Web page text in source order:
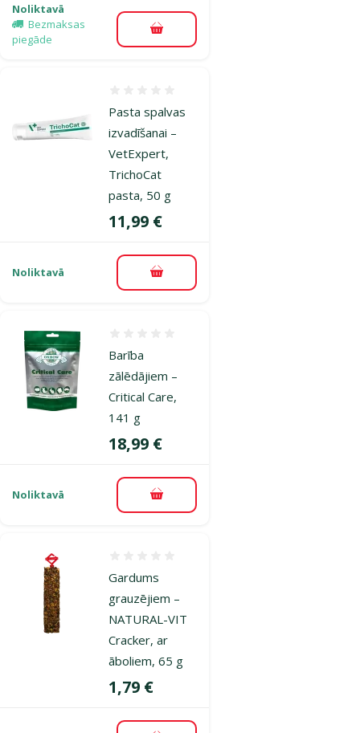
Noliktavā
Bezmaksas
piegāde
Pievienot grozam
Pasta spalvas
izvadīšanai –
VetExpert,
TrichoCat
pasta, 50 g
Cena
11,99 €
Noliktavā Pievienot grozam
Barība
zālēdājiem –
Critical Care,
141 g
Cena
18,99 €
Noliktavā Pievienot grozam
Gardums
grauzējiem –
NATURAL-VIT
Cracker, ar
āboliem, 65 g
Cena
1,79 €